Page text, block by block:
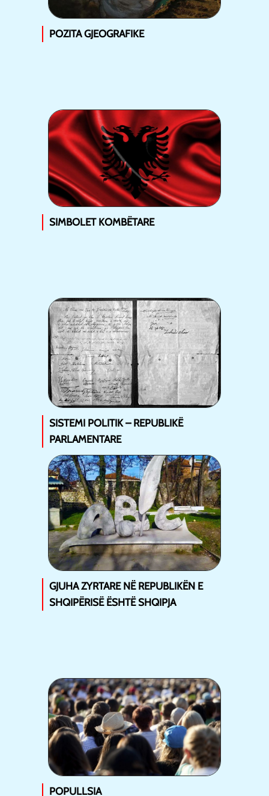
POZITA GJEOGRAFIKE
SIMBOLET KOMBËTARE
SISTEMI POLITIK – REPUBLIKË
PARLAMENTARE
GJUHA ZYRTARE NË REPUBLIKËN E
SHQIPËRISË ËSHTË SHQIPJA
POPULLSIA